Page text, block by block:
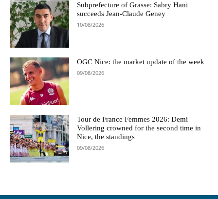
Subprefecture of Grasse: Sabry Hani
succeeds Jean-Claude Geney
10/08/2026
OGC Nice: the market update of the week
09/08/2026
Tour de France Femmes 2026: Demi
Vollering crowned for the second time in
Nice, the standings
09/08/2026